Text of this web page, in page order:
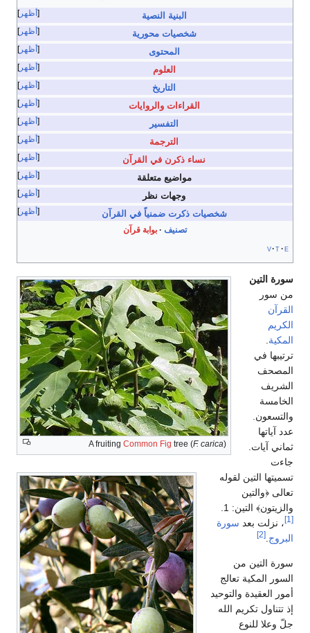
أظهر البنية النصية
أظهر شخصيات محورية
أظهر المحتوى
أظهر العلوم
أظهر التاريخ
أظهر القراءات والروايات
أظهر التفسير
أظهر الترجمة
أظهر نساء ذكرن في القرآن
أظهر مواضيع متعلقة
أظهر وجهات نظر
أظهر شخصيات ذكرت ضمنياً في القرآن
تصنيف
بوابة قرآن
v t e
A fruiting Common Fig tree (F. carica)
سورة التين
من سور
القرآن
الكريم
المكية
ترتيبها في
المصحف
الشريف
الخامسة
والتسعون.
عدد آياتها
ثماني آيات.
جاءت
تسميتها التين لقوله
تعالى ﴿والتين
والزيتون﴾ التين: 1.
[1] ، نزلت بعد سورة
البروج [2]
سورة التين من
السور المكية تعالج
أمور العقيدة والتوحيد
إذ تتناول تكريم الله
جلّ وعلا للنوع